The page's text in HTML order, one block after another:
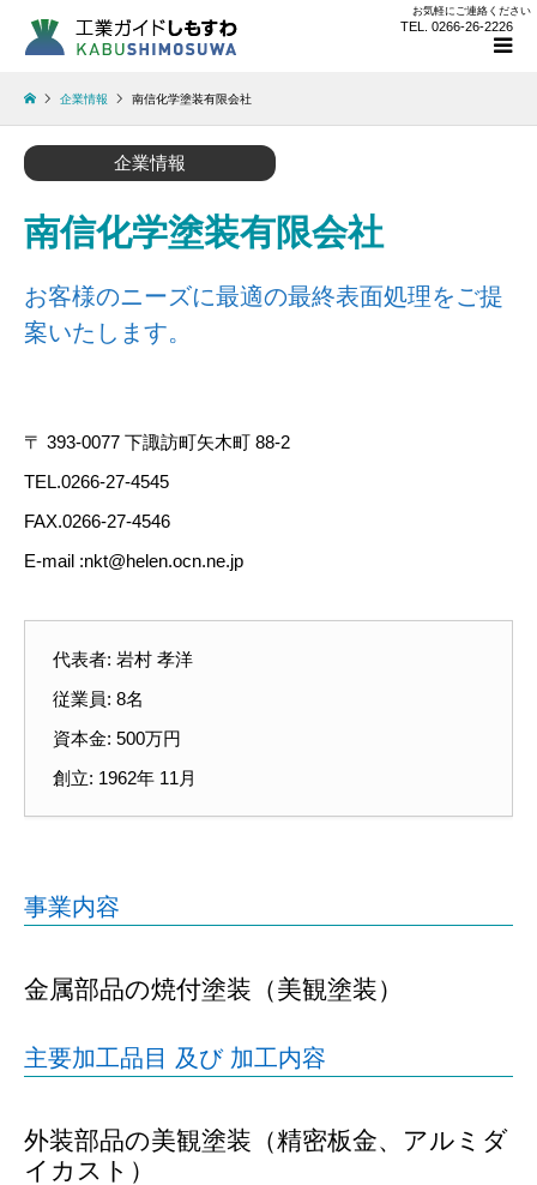
お気軽にご連絡ください
TEL. 0266-26-2226
企業情報 南信化学塗装有限会社
企業情報
南信化学塗装有限会社
お客様のニーズに最適の最終表面処理をご提
案いたします。
〒 393-0077 下諏訪町矢木町 88-2
TEL.0266-27-4545
FAX.0266-27-4546
E-mail :nkt@helen.ocn.ne.jp
代表者: 岩村 孝洋
従業員: 8名
資本金: 500万円
創立: 1962年 11月
事業内容
金属部品の焼付塗装（美観塗装）
主要加工品目 及び 加工内容
外装部品の美観塗装（精密板金、アルミダ
イカスト）